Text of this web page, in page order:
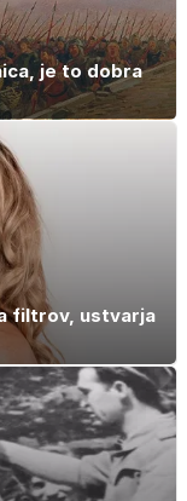
je to dobra
filtrov, ustvarja